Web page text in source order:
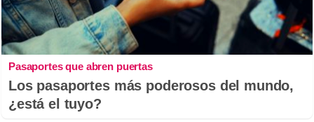
Pasaportes que abren puertas
Los pasaportes más poderosos del mundo,
¿está el tuyo?